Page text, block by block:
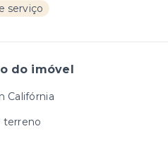
serviço
do imóvel
Califórnia
terreno